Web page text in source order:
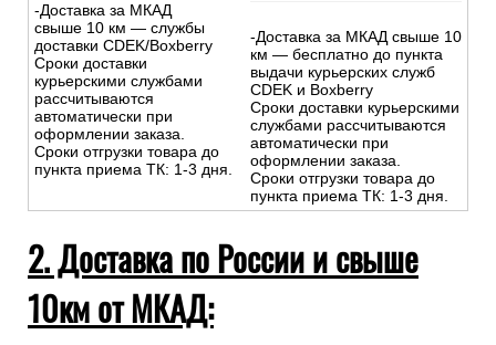
-Доставка за МКАД
свыше 10 км — службы
доставки CDEK/Boxberry
Сроки доставки
курьерскими службами
рассчитываются
автоматически при
оформлении заказа.
Сроки отгрузки товара до
пункта приема ТК: 1-3 дня.
-Доставка за МКАД свыше 10
км — бесплатно до пункта
выдачи курьерских служб
CDEK и Boxberry
Сроки доставки курьерскими
службами рассчитываются
автоматически при
оформлении заказа.
Сроки отгрузки товара до
пункта приема ТК: 1-3 дня.
2. Доставка по России и свыше
10км от МКАД: